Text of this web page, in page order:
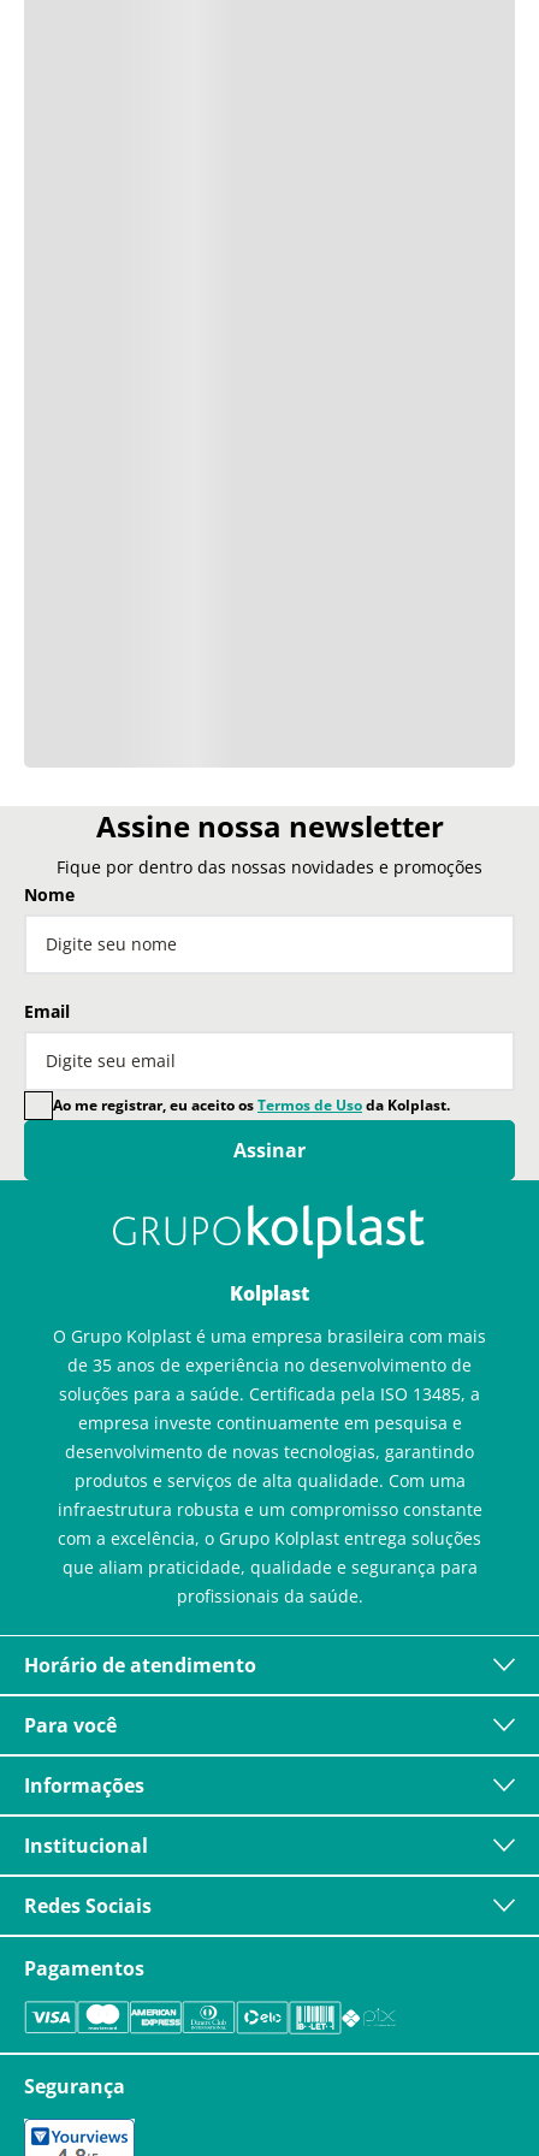
Assine nossa newsletter
Fique por dentro das nossas novidades e promoções
Nome
Email
Assinar
Ao me registrar, eu aceito osTermos de Usoda Kolplast.
Kolplast
O Grupo Kolplast é uma empresa brasileira com mais
de 35 anos de experiência no desenvolvimento de
soluções para a saúde. Certificada pela ISO 13485, a
empresa investe continuamente em pesquisa e
desenvolvimento de novas tecnologias, garantindo
produtos e serviços de alta qualidade. Com uma
infraestrutura robusta e um compromisso constante
com a excelência, o Grupo Kolplast entrega soluções
que aliam praticidade, qualidade e segurança para
profissionais da saúde.
Horário de atendimento
Para você
Informações
Institucional
Redes Sociais
Pagamentos
Segurança